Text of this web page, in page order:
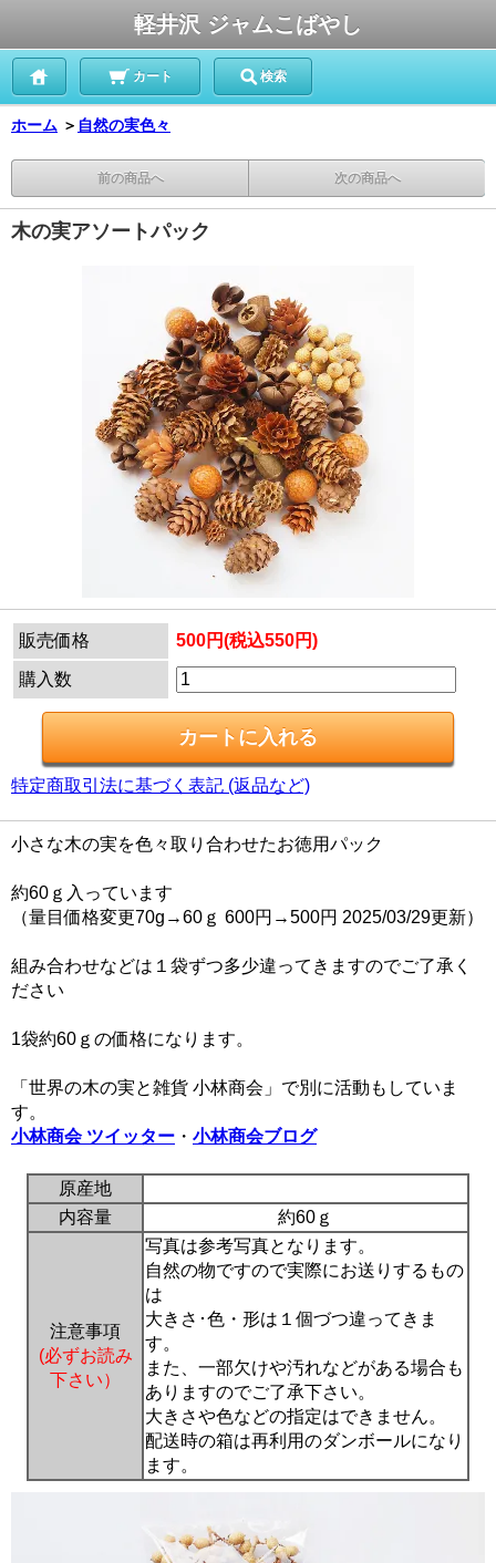
軽井沢 ジャムこばやし
カート 検索
ホーム ＞ 自然の実色々
前の商品へ 次の商品へ
木の実アソートパック
販売価格 500円(税込550円)
購入数
特定商取引法に基づく表記 (返品など)
小さな木の実を色々取り合わせたお徳用パック
約60ｇ入っています
（量目価格変更70g→60ｇ 600円→500円 2025/03/29更新）
組み合わせなどは１袋ずつ多少違ってきますのでご了承く
ださい
1袋約60ｇの価格になります。
「世界の木の実と雑貨 小林商会」で別に活動もしていま
す。
小林商会 ツイッター ・ 小林商会ブログ
原産地
内容量
約60ｇ
注意事項
(必ずお読み
下さい）
写真は参考写真となります。
自然の物ですので実際にお送りするもの
は
大きさ･色・形は１個づつ違ってきま
す。
また、一部欠けや汚れなどがある場合も
ありますのでご了承下さい。
大きさや色などの指定はできません。
配送時の箱は再利用のダンボールになり
ます。